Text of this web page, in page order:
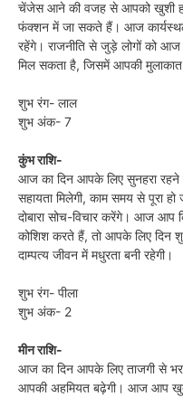
चेंजेस आने की वजह से आपको खुशी
फंक्शन में जा सकते हैं। आज
रहेंगे। राजनीति से जुड़े लोगों को आज
मिल सकता है, जिसमें आपकी मुलाकात
शुभ रंग- लाल
शुभ अंक- 7
कुंभ राशि-
आज का दिन आपके लिए सुनहरा रहने
सहायता मिलेगी, काम समय से पूरा
दोबारा सोच-विचार करेंगे। आज आप
कोशिश करते हैं, तो आपके लिए दिन
दाम्पत्य जीवन में मधुरता बनी रहेगी।
शुभ रंग- पीला
शुभ अंक- 2
मीन राशि-
आज का दिन आपके लिए ताजगी से
आपकी अहमियत बढ़ेगी। आज आप